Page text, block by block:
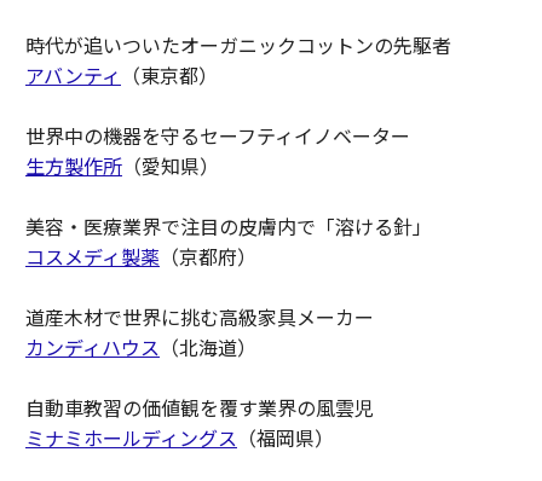
時代が追いついたオーガニックコットンの先駆者
アバンティ （東京都）
世界中の機器を守るセーフティイノベーター
生方製作所（愛知県）
美容・医療業界で注目の皮膚内で「溶ける針」
コスメディ製薬 （京都府）
道産木材で世界に挑む高級家具メーカー
カンディハウス （北海道）
自動車教習の価値観を覆す業界の風雲児
ミナミホールディングス （福岡県）